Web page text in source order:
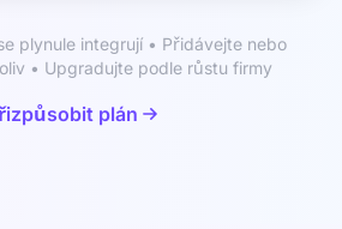
plynule integrují • Přidávejte nebo
• Upgradujte podle růstu firmy
plán